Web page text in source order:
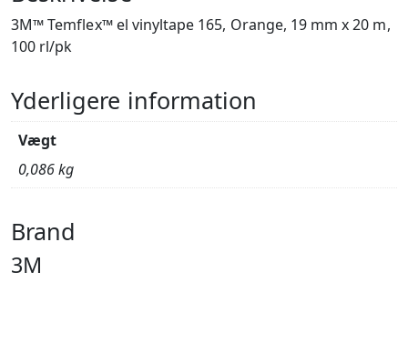
3M™ Temflex™ el vinyltape 165, Orange, 19 mm x 20 m,
100 rl/pk
Yderligere information
Vægt
0,086 kg
Brand
3M